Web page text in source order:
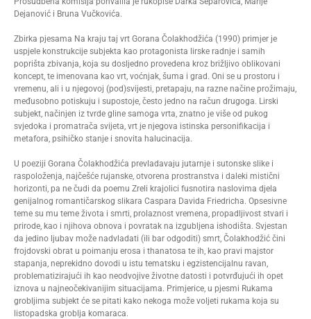
Dejanović i Bruna Vučkovića.
Zbirka pjesama Na kraju taj vrt Gorana Čolakhodžića (1990) primjer je
uspjele konstrukcije subjekta kao protagonista lirske radnje i samih
poprišta zbivanja, koja su dosljedno provedena kroz brižljivo oblikovani
koncept, te imenovana kao vrt, voćnjak, šuma i grad. Oni se u prostoru i
vremenu, ali i u njegovoj (pod)svijesti, pretapaju, na razne načine prožimaju,
međusobno potiskuju i supostoje, često jedno na račun drugoga. Lirski
subjekt, načinjen iz tvrde gline samoga vrta, znatno je više od pukog
svjedoka i promatrača svijeta, vrt je njegova istinska personifikacija i
metafora, psihičko stanje i snovita halucinacija.
U poeziji Gorana Čolakhodžića prevladavaju jutarnje i sutonske slike i
raspoloženja, najčešće rujanske, otvorena prostranstva i daleki mistični
horizonti, pa ne čudi da poemu Zreli krajolici fusnotira naslovima djela
genijalnog romantičarskog slikara Caspara Davida Friedricha. Opsesivne
teme su mu teme života i smrti, prolaznost vremena, propadljivost stvari i
prirode, kao i njihova obnova i povratak na izgubljena ishodišta. Svjestan
da jedino ljubav može nadvladati (ili bar odgoditi) smrt, Čolakhodžić čini
frojdovski obrat u poimanju erosa i thanatosa te ih, kao pravi majstor
stapanja, neprekidno dovodi u istu tematsku i egzistencijalnu ravan,
problematizirajući ih kao neodvojive životne datosti i potvrđujući ih opet
iznova u najneočekivanijim situacijama. Primjerice, u pjesmi Rukama
grobljima subjekt će se pitati kako nekoga može voljeti rukama koja su
listopadska groblja komaraca.